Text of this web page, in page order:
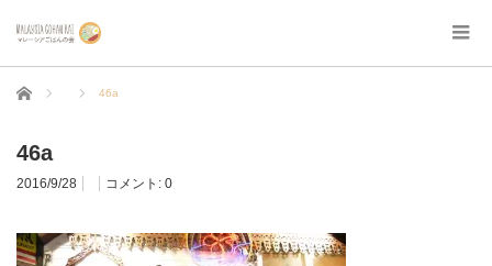
ホーム 46a
46a
2016/9/28 コメント: 0